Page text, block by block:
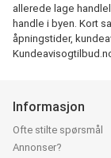
allerede lage
handle i byen. Kort
åpningstider,
Informasjon
Ofte stilte spørsmål
Annonser?